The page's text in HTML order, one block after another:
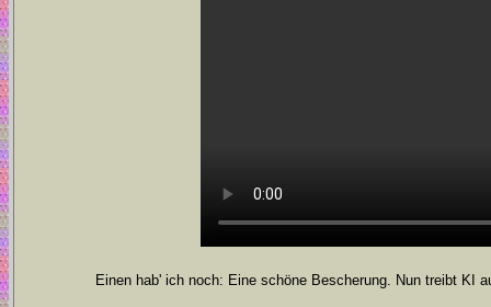
Einen hab' ich noch: Eine schöne Bescherung. Nun treibt